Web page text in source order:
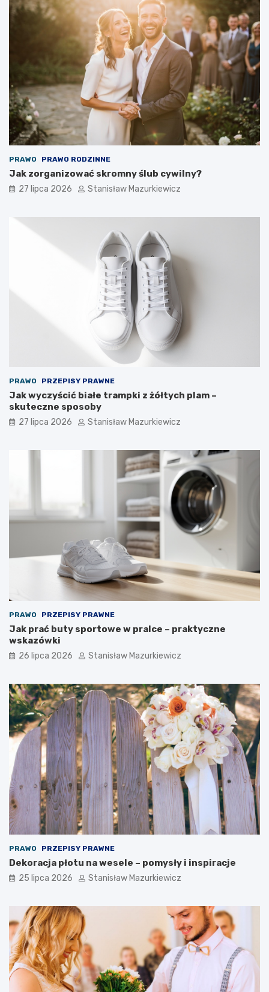
PRAWO PRAWO RODZINNE
Jak zorganizować skromny ślub cywilny?
27 lipca 2026 Stanisław Mazurkiewicz
PRAWO PRZEPISY PRAWNE
Jak wyczyścić białe trampki z żółtych plam –
skuteczne sposoby
27 lipca 2026 Stanisław Mazurkiewicz
PRAWO PRZEPISY PRAWNE
Jak prać buty sportowe w pralce – praktyczne
wskazówki
26 lipca 2026 Stanisław Mazurkiewicz
PRAWO PRZEPISY PRAWNE
Dekoracja płotu na wesele – pomysły i inspiracje
25 lipca 2026 Stanisław Mazurkiewicz